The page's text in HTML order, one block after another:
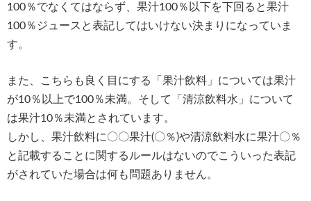
100％でなくてはならず、果汁100％以下を下回ると果汁
100％ジュースと表記してはいけない決まりになっていま
す。
また、こちらも良く目にする「果汁飲料」については果汁
が10％以上で100％未満。そして「清涼飲料水」について
は果汁10％未満とされています。
しかし、果汁飲料に〇〇果汁(〇％)や清涼飲料水に果汁〇％
と記載することに関するルールはないのでこういった表記
がされていた場合は何も問題ありません。